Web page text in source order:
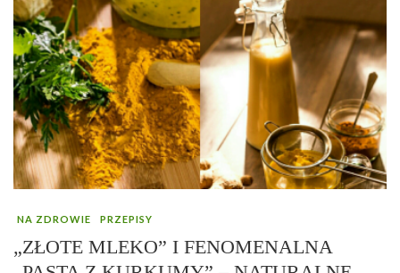
NA ZDROWIE PRZEPISY
„ZŁOTE MLEKO” I FENOMENALNA